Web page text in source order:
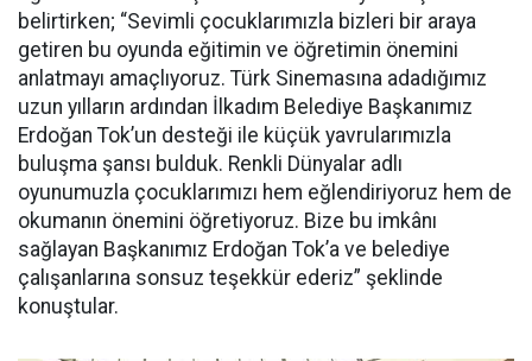
belirtirken; “Sevimli çocuklarımızla bizleri bir araya
getiren bu oyunda eğitimin ve öğretimin önemini
anlatmayı amaçlıyoruz. Türk Sinemasına adadığımız
uzun yılların ardından İlkadım Belediye Başkanımız
Erdoğan Tok’un desteği ile küçük yavrularımızla
buluşma şansı bulduk. Renkli Dünyalar adlı
oyunumuzla çocuklarımızı hem eğlendiriyoruz hem de
okumanın önemini öğretiyoruz. Bize bu imkânı
sağlayan Başkanımız Erdoğan Tok’a ve belediye
çalışanlarına sonsuz teşekkür ederiz” şeklinde
konuştular.